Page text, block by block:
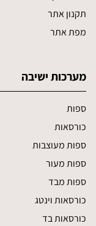
תקנון אתר
מפת אתר
מערכות ישיבה
ספות
כורסאות
ספות מעוצבות
ספות מעור
ספות מבד
כורסאות וינטג
כורסאות בד